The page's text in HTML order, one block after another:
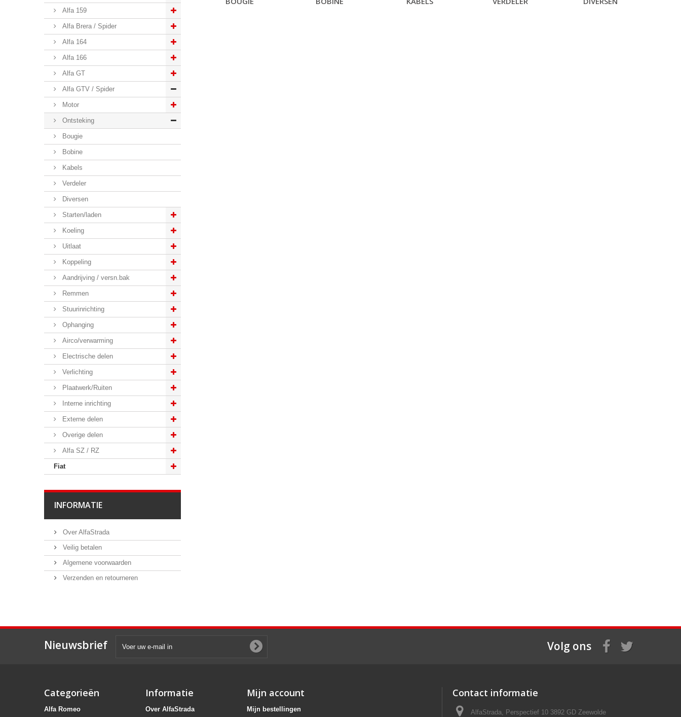
Alfa 159
Alfa Brera / Spider
Alfa 164
Alfa 166
Alfa GT
Alfa GTV / Spider
Motor
Ontsteking
Bougie
Bobine
Kabels
Verdeler
Diversen
Starten/laden
Koeling
Uitlaat
Koppeling
Aandrijving / versn.bak
Remmen
Stuurinrichting
Ophanging
Airco/verwarming
Electrische delen
Verlichting
Plaatwerk/Ruiten
Interne inrichting
Externe delen
Overige delen
Alfa SZ / RZ
Fiat
INFORMATIE
Over AlfaStrada
Veilig betalen
Algemene voorwaarden
Verzenden en retourneren
Nieuwsbrief Volg ons
Categorieën
Alfa Romeo
Informatie
Over AlfaStrada
Mijn account
Mijn bestellingen
Contact informatie
AlfaStrada, Perspectief 10 3892 GD Zeewolde